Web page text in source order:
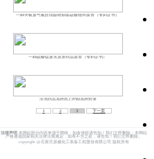
一种含氨废气氨吹脱吸收制备硫酸铵的装置（专利证书）
一种硫酸锰废水蒸发结晶装置（专利证书）
冷冻结晶系统PLC控制系统软著
1 2 3 下一页
法律声明 本网站部分内容来源于网络，如有侵权请告知！我们立即删除；本网站
严格遵循国家相关法律法规规定，如有不当之处，请告知！我们立即删除。
copyright @石家庄鼎威化工装备工程股份有限公司 版权所有